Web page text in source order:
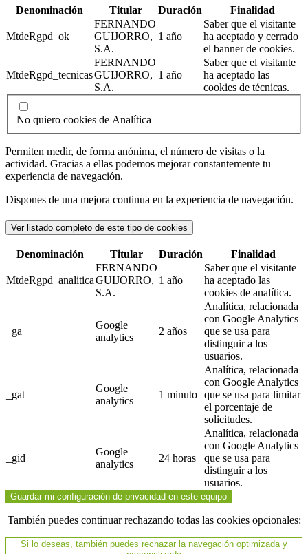
Denominación Titular Duración Finalidad
MtdeRgpd_ok
FERNANDO
GUIJORRO,
S.A.
1 año
Saber que el visitante
ha aceptado y cerrado
el banner de cookies.
MtdeRgpd_tecnicas
FERNANDO
GUIJORRO,
S.A.
1 año
Saber que el visitante
ha aceptado las
cookies de técnicas.
No quiero cookies de Analítica
Permiten medir, de forma anónima, el número de visitas o la
actividad. Gracias a ellas podemos mejorar constantemente tu
experiencia de navegación.
Dispones de una mejora continua en la experiencia de navegación.
Ver listado completo de este tipo de cookies
Denominación Titular Duración Finalidad
MtdeRgpd_analitica
FERNANDO
GUIJORRO,
S.A.
1 año
Saber que el visitante
ha aceptado las
cookies de analítica.
_ga
Google
analytics
2 años
Analítica, relacionada
con Google Analytics
que se usa para
distinguir a los
usuarios.
_gat
Google
analytics
1 minuto
Analítica, relacionada
con Google Analytics
que se usa para limitar
el porcentaje de
solicitudes.
_gid
Google
analytics
24 horas
Analítica, relacionada
con Google Analytics
que se usa para
distinguir a los
usuarios.
Guardar mi configuración de privacidad en este equipo
También puedes continuar rechazando todas las cookies opcionales:
Si lo deseas, también puedes rechazar la navegación optimizada y